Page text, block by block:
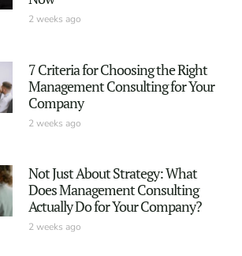
2 weeks ago
7 Criteria for Choosing the Right
Management Consulting for Your
Company
2 weeks ago
Not Just About Strategy: What
Does Management Consulting
Actually Do for Your Company?
2 weeks ago